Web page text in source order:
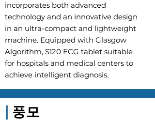
incorporates both advanced
technology and an innovative design
in an ultra-compact and lightweight
machine. Equipped with Glasgow
Algorithm, S120 ECG tablet suitable
for hospitals and medical centers to
achieve intelligent diagnosis.
풍모